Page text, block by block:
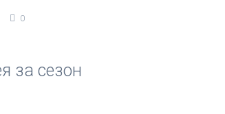
0
за сезон